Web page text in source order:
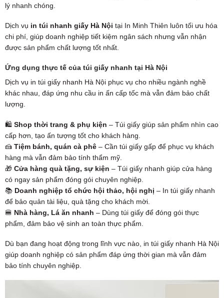
lý nhanh chóng.
Dịch vụ in túi nhanh giấy Hà Nội tại In Minh Thiên luôn tối ưu hóa
chi phí, giúp doanh nghiệp tiết kiệm ngân sách nhưng vẫn nhận
được sản phẩm chất lượng tốt nhất.
Ứng dụng thực tế của túi giấy nhanh tại Hà Nội
Dịch vụ in túi giấy nhanh Hà Nội phục vụ cho nhiều ngành nghề
khác nhau, đáp ứng nhu cầu in ấn cấp tốc mà vẫn đảm bảo chất
lượng.
🛍 Shop thời trang & phụ kiện – Túi giấy giúp sản phẩm nhìn cao
cấp hơn, tạo ấn tượng tốt cho khách hàng.
🍰 Tiệm bánh, quán cà phê– Cần túi giấy gấp để phục vụ khách
hàng mà vẫn đảm bảo tính thẩm mỹ.
🎁 Cửa hàng quà tặng, sự kiện – Túi giấy nhanh giúp cửa hàng
có ngay sản phẩm đóng gói chuyên nghiệp.
📚 Doanh nghiệp tổ chức hội thảo, hội nghị – In túi giấy nhanh
để bảo quản tài liệu, quà tặng cho khách mời.
🍔 Nhà hàng, Lá ăn nhanh – Dùng túi giấy để đóng gói thực
phẩm, đảm bảo vệ sinh an toàn thực phẩm.
Dù bạn đang hoạt động trong lĩnh vực nào, in túi giấy nhanh Hà Nội
giúp doanh nghiệp có sản phẩm đáp ứng thời gian mà vẫn đảm
bảo tính chuyên nghiệp.